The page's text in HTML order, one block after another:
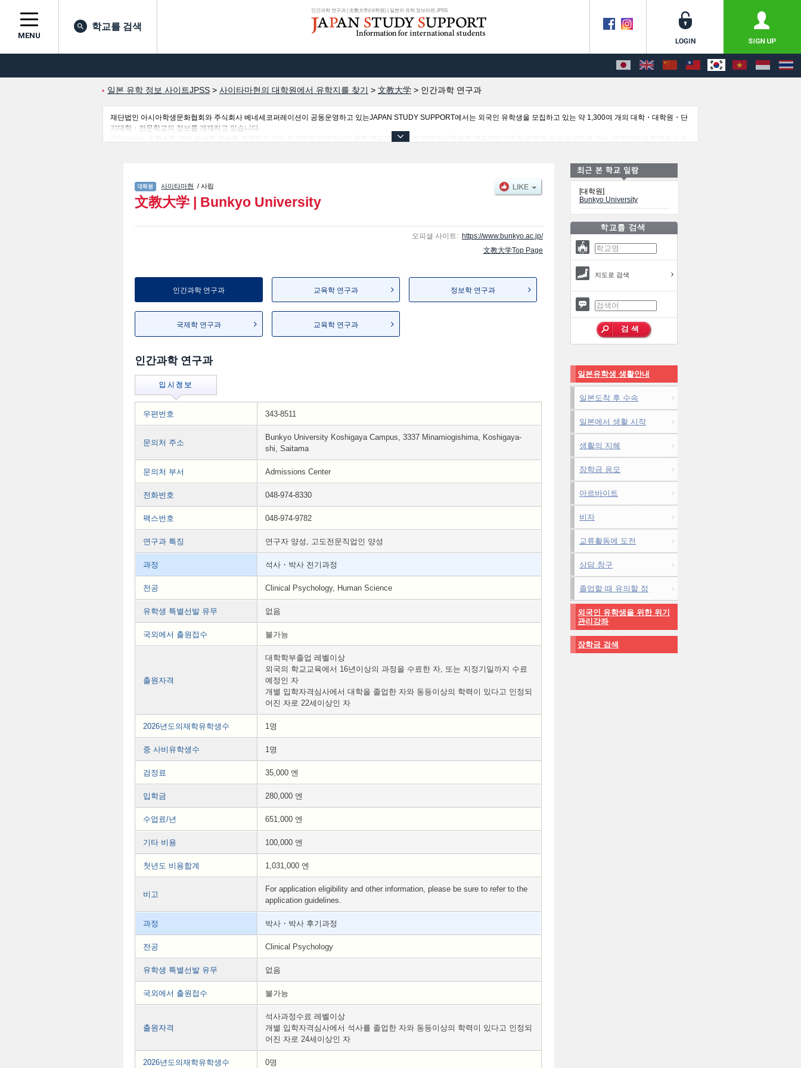
인간과학 연구과 | 文教大学(대학원) | 일본의 유학 정보라면 JPSS
MENU
학교를 검색
일본 유학 정보 사이트JPSS > 사이타마현의 대학원에서 유학지를 찾기 > 文教大学 > 인간과학 연구과
재단법인 아시아학생문화협회와 주식회사 베네세코퍼레이션이 공동운영하고 있는JAPAN STUDY SUPPORT에서는 외국인 유학생을 모집하고 있는 약 1,300여 개의 대학・대학원・단
기대학・전문학교의 정보를 게재하고 있습니다.
여기에서는 文教大学 관한 자세한 정보를 게재하고 있어 인간과학 연구과및교육학 연구과및정보학 연구과및국제학 연구과및교육학 연구과 등의 연구과별 정보, 모집정원과 합격자수 등
사이타마현 / 사립
文教大学 | Bunkyo University
오피셜 사이트: https://www.bunkyo.ac.jp/
文教大学Top Page
인간과학 연구과 교육학 연구과 정보학 연구과
국제학 연구과 교육학 연구과
인간과학 연구과
우편번호 343-8511
문의처 주소
Bunkyo University Koshigaya Campus, 3337 Minamiogishima, Koshigaya-
shi, Saitama
문의처 부서 Admissions Center
전화번호 048-974-8330
팩스번호 048-974-9782
연구과 특징 연구자 양성, 고도전문직업인 양성
과정 석사・박사 전기과정
전공 Clinical Psychology, Human Science
유학생 특별선발 유무 없음
국외에서 출원접수 불가능
출원자격
대학학부졸업 레벨이상
외국의 학교교육에서 16년이상의 과정을 수료한 자, 또는 지정기일까지 수료
예정인 자
개별 입학자격심사에서 대학을 졸업한 자와 동등이상의 학력이 있다고 인정되
어진 자로 22세이상인 자
2026년도의재학유학생수 1명
중 사비유학생수 1명
검정료 35,000 엔
입학금 280,000 엔
수업료/년 651,000 엔
기타 비용 100,000 엔
첫년도 비용합계 1,031,000 엔
비고
For application eligibility and other information, please be sure to refer to the
application guidelines.
과정 박사・박사 후기과정
전공 Clinical Psychology
유학생 특별선발 유무 없음
국외에서 출원접수 불가능
출원자격
석사과정수료 레벨이상
개별 입학자격심사에서 석사를 졸업한 자와 동등이상의 학력이 있다고 인정되
어진 자로 24세이상인 자
2026년도의재학유학생수 0명
[대학원]
Bunkyo University
지도로 검색
일본유학생 생활안내
일본도착 후 수속
일본에서 생활 시작
생활의 지혜
장학금 응모
아르바이트
비자
교류활동에 도전
상담 창구
졸업할 때 유의할 점
외국인 유학생을 위한 위기
관리강좌
장학금 검색